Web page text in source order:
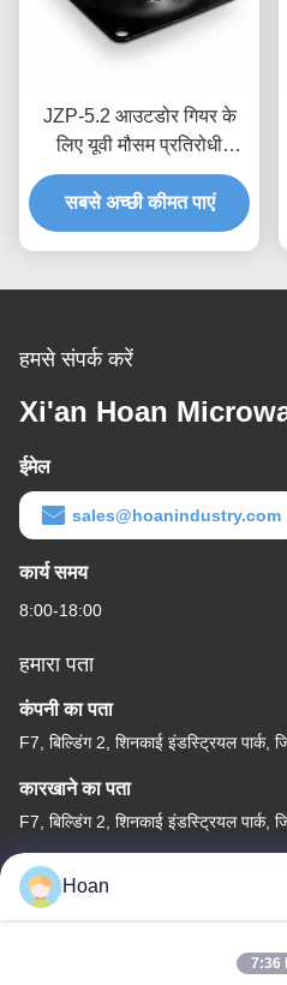
JZP-5.2 आउटडोर गियर के
लिए यूवी मौसम प्रतिरोधी
परिशुद्धता ढाला रबर कंपन
आइसोलेटर माउंट शॉक अवशोषक
माउंट
सबसे अच्छी कीमत पाएं
हमसे संपर्क करें
Xi'an Hoan
ईमेल
sales@hoanindustry.com
कार्य समय
8:00-18:00
हमारा पता
कंपनी का पता
F7, बिल्डिंग 2, शिनकाई इंडस्ट्रियल
कारखाने का पता
F7, बिल्डिंग 2, शिनकाई इंडस्ट्रियल
टेलीफोन
86--18740357801
Hoan
7:36